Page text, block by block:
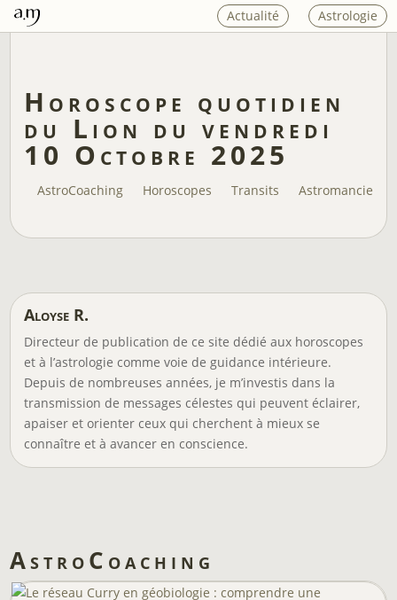
Actualité Astrologie
Horoscope quotidien
du Lion du vendredi
10 Octobre 2025
AstroCoaching Horoscopes Transits Astromancie
Aloyse R.
Directeur de publication de ce site dédié aux horoscopes
et à l’astrologie comme voie de guidance intérieure.
Depuis de nombreuses années, je m’investis dans la
transmission de messages célestes qui peuvent éclairer,
apaiser et orienter ceux qui cherchent à mieux se
connaître et à avancer en conscience.
AstroCoaching